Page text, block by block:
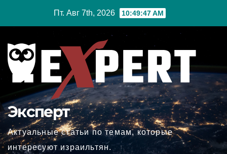
Пт. Авг 7th, 2026 10:49:48 AM
Эксперт
Актуальные статьи по темам, которые
интересуют израильтян.